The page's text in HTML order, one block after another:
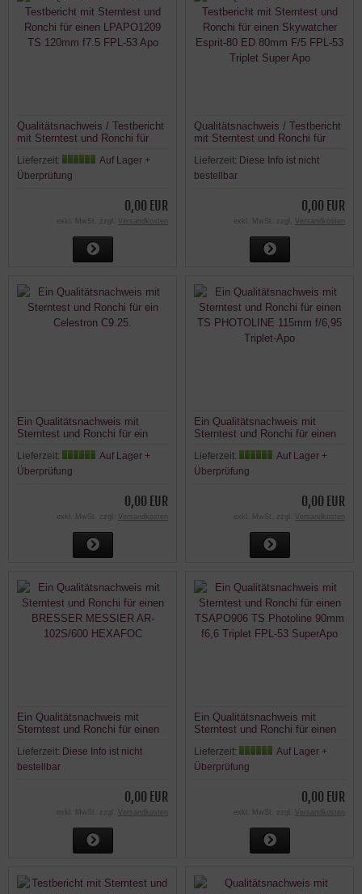
Qualitätsnachweis / Testbericht
mit Sterntest und Ronchi für
f7.5 FPL-53 Apo
Lieferzeit:
Auf Lager +
Überprüfung
0,00 EUR
exkl. MwSt. zzgl. Versandkosten
Qualitätsnachweis / Testbericht
mit Sterntest und Ronchi für
80mm F/5 FPL-53 Triplet Super
Apo
Lieferzeit: Diese Info ist nicht
bestellbar
0,00 EUR
exkl. MwSt. zzgl. Versandkosten
Ein Qualitätsnachweis mit
Sterntest und Ronchi für ein
Lieferzeit:
Auf Lager +
Überprüfung
0,00 EUR
exkl. MwSt. zzgl. Versandkosten
Ein Qualitätsnachweis mit
Sterntest und Ronchi für einen
Triplet-Apo
Lieferzeit:
Auf Lager +
Überprüfung
0,00 EUR
exkl. MwSt. zzgl. Versandkosten
Ein Qualitätsnachweis mit
Sterntest und Ronchi für einen
102S/600 HEXAFOC
Lieferzeit: Diese Info ist nicht
bestellbar
0,00 EUR
exkl. MwSt. zzgl. Versandkosten
Ein Qualitätsnachweis mit
Sterntest und Ronchi für einen
f6,6 Triplet FPL-53 SuperApo
Lieferzeit:
Auf Lager +
Überprüfung
0,00 EUR
exkl. MwSt. zzgl. Versandkosten